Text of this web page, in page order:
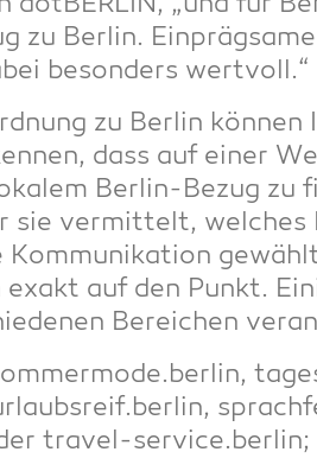
zu Ber­lin.
beson­ders wertvoll.“
zu Ber­lin
dass auf einer
Ber­lin-Bezug zu
sie ver­mit­telt,
Kom­mu­ni­ka­ti­on
exakt auf den Punkt.
Berei­chen
travel-service.berlin;